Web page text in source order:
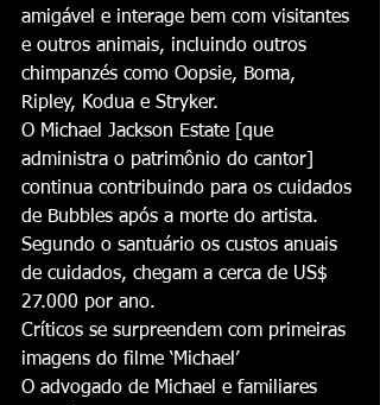
amigável e interage bem com visitantes
e outros animais, incluindo outros
chimpanzés como Oopsie, Boma,
Ripley, Kodua e Stryker.
O Michael Jackson Estate [que
administra o patrimônio do cantor]
continua contribuindo para os cuidados
de Bubbles após a morte do artista.
Segundo o santuário os custos anuais
de cuidados, chegam a cerca de US$
27.000 por ano.
Críticos se surpreendem com primeiras
imagens do filme ‘Michael’
O advogado de Michael e familiares